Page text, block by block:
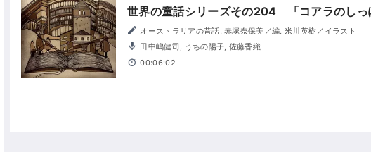
世界の童話シリーズその204 「コアラのしっ
オーストラリアの昔話, 赤塚奈保美／編, 米川英樹／イラスト
田中嶋健司, うちの陽子, 佐藤香織
00:06:02